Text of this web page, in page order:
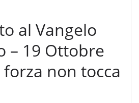
al Vangelo
– 19 Ottobre
forza non tocca